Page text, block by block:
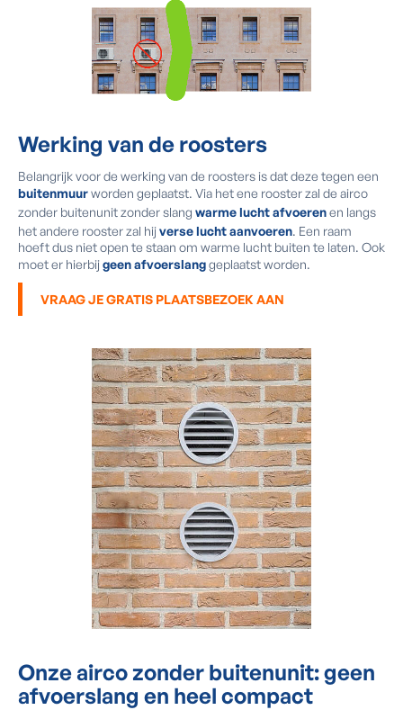
Werking van de roosters
Belangrijk voor de werking van de roosters is dat deze tegen een
buitenmuurworden geplaatst. Via het ene rooster zal de airco
zonder buitenunit zonder slang warme lucht afvoerenen langs
het andere rooster zal hijverse lucht aanvoeren. Een raam
hoeft dus niet open te staan om warme lucht buiten te laten. Ook
moet er hierbijgeen afvoerslanggeplaatst worden.
VRAAG JE GRATIS PLAATSBEZOEK AAN
Onze airco zonder buitenunit: geen
afvoerslang en heel compact